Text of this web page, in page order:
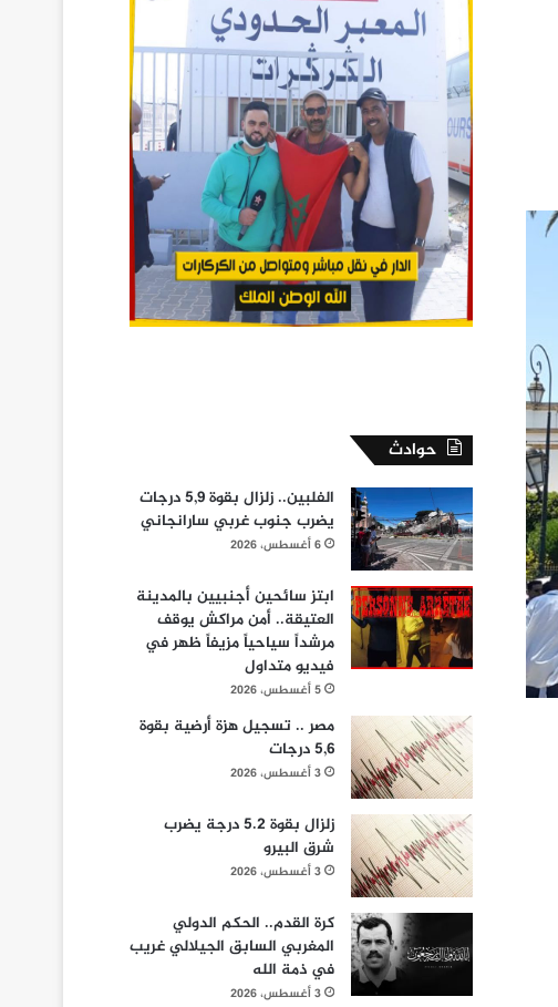
حوادث
الفلبين.. زلزال بقوة 5,9 درجات
يضرب جنوب غربي سارانجاني
6 أغسطس، 2026
ابتز سائحين أجنبيين بالمدينة
العتيقة.. أمن مراكش يوقف
مرشداً سياحياً مزيفاً ظهر في
فيديو متداول
5 أغسطس، 2026
مصر .. تسجيل هزة أرضية بقوة
5,6 درجات
3 أغسطس، 2026
زلزال بقوة 5.2 درجة يضرب
شرق البيرو
3 أغسطس، 2026
كرة القدم.. الحكم الدولي
المغربي السابق الجيلالي غريب
في ذمة الله
3 أغسطس، 2026